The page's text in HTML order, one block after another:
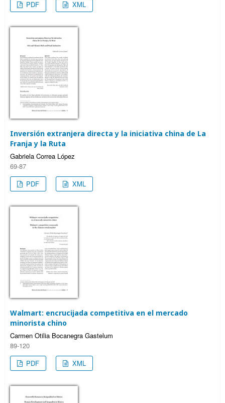
PDF
XML
Inversión extranjera directa y la iniciativa china de La
Franja y la Ruta
Gabriela Correa López
69-87
PDF
XML
Walmart: encrucijada competitiva en el mercado
minorista chino
Carmen Otilia Bocanegra Gastelum
89-120
PDF
XML